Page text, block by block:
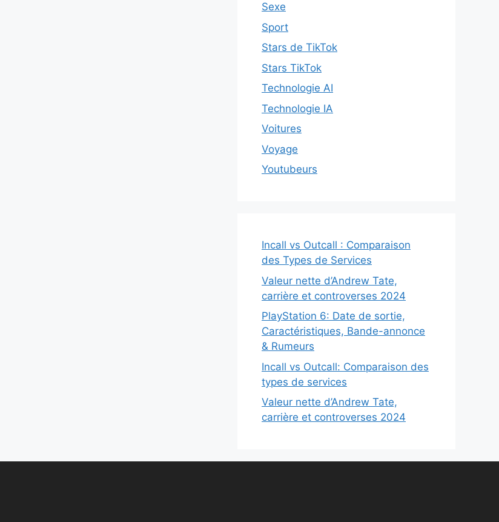
Sexe
Sport
Stars de TikTok
Stars TikTok
Technologie AI
Technologie IA
Voitures
Voyage
Youtubeurs
Incall vs Outcall : Comparaison
des Types de Services
Valeur nette d’Andrew Tate,
carrière et controverses 2024
PlayStation 6: Date de sortie,
Caractéristiques, Bande-annonce
& Rumeurs
Incall vs Outcall: Comparaison des
types de services
Valeur nette d’Andrew Tate,
carrière et controverses 2024